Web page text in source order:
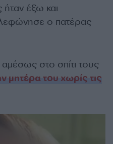
έξω και
ο πατέρας
στο σπίτι τους
μητέρα του χωρίς τις